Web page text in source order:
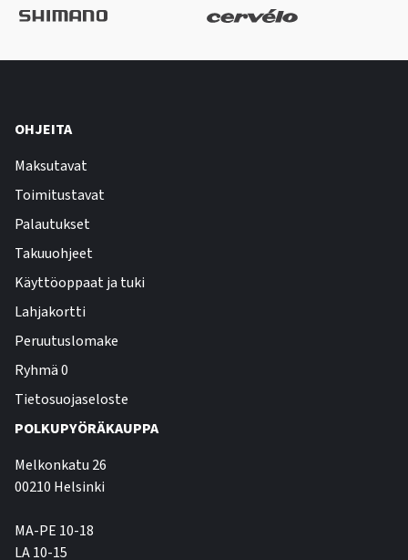
OHJEITA
Maksutavat
Toimitustavat
Palautukset
Takuuohjeet
Käyttöoppaat ja tuki
Lahjakortti
Peruutuslomake
Ryhmä 0
Tietosuojaseloste
POLKUPYÖRÄKAUPPA
Melkonkatu 26
00210 Helsinki
MA-PE 10-18
LA 10-15